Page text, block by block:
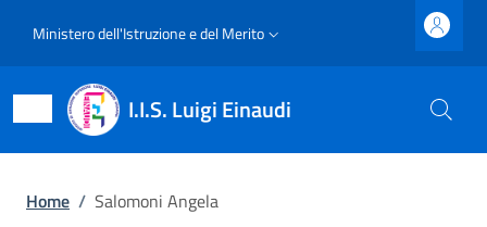
Slim top
Ministero dell'Istruzione e del Merito
I.I.S. Luigi Einaudi
Briciole di pane
Home / Salomoni Angela